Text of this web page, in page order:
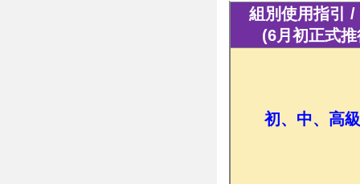
組別使用指引 /
(6月初正式
初、中、高